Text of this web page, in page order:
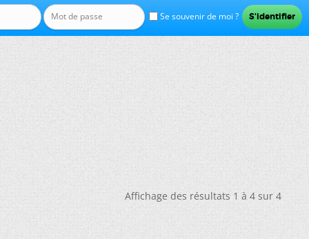
Se souvenir de moi ?
Affichage des résultats 1 à 4 sur 4